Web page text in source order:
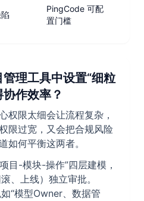
PingCode 可配
置门槛
理工具中设置“细粒
作效率？
权限太细会让流程复杂，
限过宽，又会把合规风险
如何平衡这两者。
目-模块-操作”四层建模，
、上线）独立审批。
“模型Owner、数据管